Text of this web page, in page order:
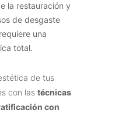
la restauración y
de desgaste
una
total.
de tus
con las técnicas
con